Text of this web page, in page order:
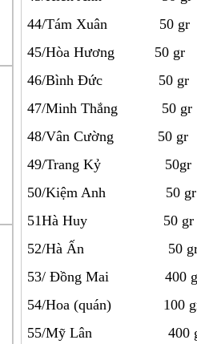
44/Tám Xuân 50 gr
45/Hòa Hương 50 gr
46/Bình Đức 50 gr
47/Minh Thắng 50 gr
48/Vân Cường 50 gr
49/Trang Kỷ 50gr
50/Kiệm Anh 50 gr
51Hà Huy 50 gr
52/Hà Ấn 50
53/ Đồng Mai 400
54/Hoa (quán) 100
55/Mỹ Lân 400